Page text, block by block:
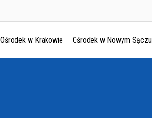
Ośrodek w Krakowie Ośrodek w Nowym Sączu
Ośrodek w Krakowie